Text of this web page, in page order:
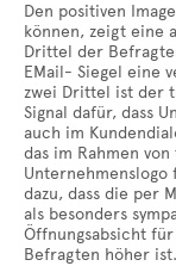
Den positiven
können, zeigt eine
Drittel der
EMail- Siegel eine
zwei Drittel ist der
Signal dafür, dass
auch im
das im Rahmen
dazu, dass die per
als besonders
Öffnungsabsicht
Befragten höher ist.